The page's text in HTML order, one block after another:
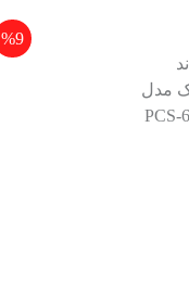
%9